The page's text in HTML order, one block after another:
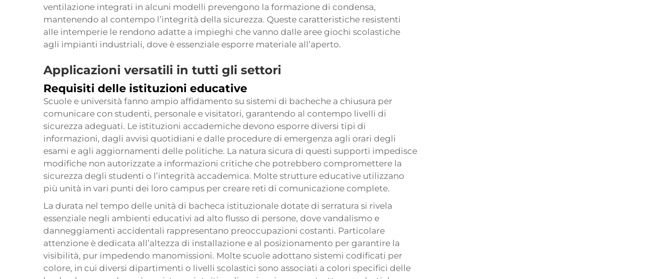
ventilazione integrati in alcuni modelli prevengono la formazione di condensa,
mantenendo al contempo l’integrità della sicurezza. Queste caratteristiche resistenti
alle intemperie le rendono adatte a impieghi che vanno dalle aree giochi scolastiche
agli impianti industriali, dove è essenziale esporre materiale all’aperto.
Applicazioni versatili in tutti gli settori
Requisiti delle istituzioni educative
Scuole e università fanno ampio affidamento su sistemi di bacheche a chiusura per
comunicare con studenti, personale e visitatori, garantendo al contempo livelli di
sicurezza adeguati. Le istituzioni accademiche devono esporre diversi tipi di
informazioni, dagli avvisi quotidiani e dalle procedure di emergenza agli orari degli
esami e agli aggiornamenti delle politiche. La natura sicura di questi supporti impedisce
modifiche non autorizzate a informazioni critiche che potrebbero compromettere la
sicurezza degli studenti o l’integrità accademica. Molte strutture educative utilizzano
più unità in vari punti dei loro campus per creare reti di comunicazione complete.
La durata nel tempo delle unità di bacheca istituzionale dotate di serratura si rivela
essenziale negli ambienti educativi ad alto flusso di persone, dove vandalismo e
danneggiamenti accidentali rappresentano preoccupazioni costanti. Particolare
attenzione è dedicata all’altezza di installazione e al posizionamento per garantire la
visibilità, pur impedendo manomissioni. Molte scuole adottano sistemi codificati per
colore, in cui diversi dipartimenti o livelli scolastici sono associati a colori specifici delle